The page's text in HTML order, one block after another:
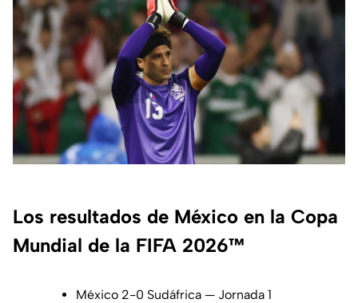
Los resultados de México en la Copa
Mundial de la FIFA 2026™
México 2-0 Sudáfrica — Jornada 1